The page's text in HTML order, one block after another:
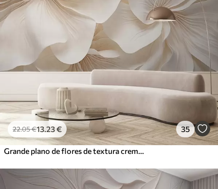
22.05€13 .23€ 35